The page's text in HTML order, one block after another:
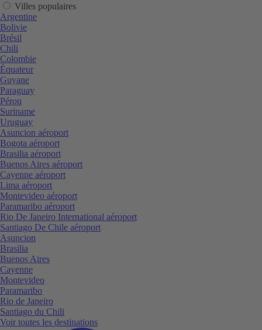
Villes populaires
Argentine
Bolivie
Brésil
Chili
Colombie
Équateur
Guyane
Paraguay
Pérou
Suriname
Uruguay
Asuncion aéroport
Bogota aéroport
Brasilia aéroport
Buenos Aires aéroport
Cayenne aéroport
Lima aéroport
Montevideo aéroport
Paramaribo aéroport
Rio De Janeiro International aéroport
Santiago De Chile aéroport
Asuncion
Brasilia
Buenos Aires
Cayenne
Montevideo
Paramaribo
Rio de Janeiro
Santiago du Chili
Voir toutes les destinations